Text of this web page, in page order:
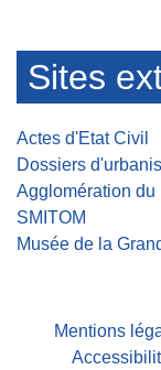
Sites
Actes d'Etat Civil
Dossiers
Agglomération du
SMITOM
Musée de la
Mentions